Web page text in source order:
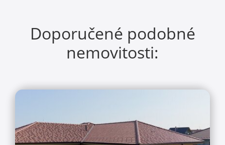
Doporučené podobné
nemovitosti: